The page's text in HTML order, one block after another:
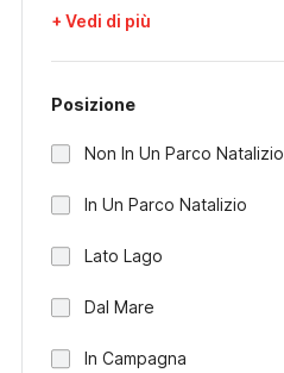
+ Vedi di più
Posizione
Non In Un Parco Natalizio
In Un Parco Natalizio
Lato Lago
Dal Mare
In Campagna